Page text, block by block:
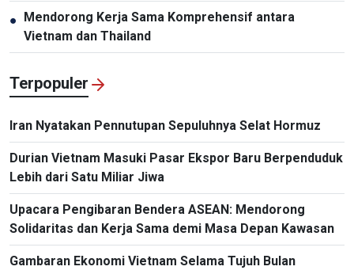
●
Mendorong Kerja Sama Komprehensif antara
Vietnam dan Thailand
Terpopuler
Iran Nyatakan Pennutupan Sepuluhnya Selat Hormuz
Durian Vietnam Masuki Pasar Ekspor Baru Berpenduduk
Lebih dari Satu Miliar Jiwa
Upacara Pengibaran Bendera ASEAN: Mendorong
Solidaritas dan Kerja Sama demi Masa Depan Kawasan
Gambaran Ekonomi Vietnam Selama Tujuh Bulan